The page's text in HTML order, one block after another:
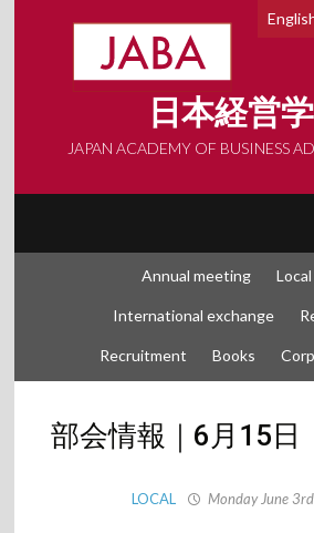
日本経営
JAPAN ACADEMY OF BUSINESS
Annual meeting
International exchange
Recruitment Books
部会情報｜6月15
LOCAL Monday June